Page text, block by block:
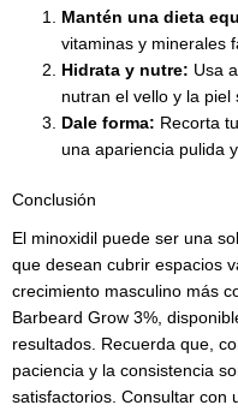
Mantén una dieta
vitaminas y minerales
Hidrata y nutre: Usa
nutran el vello y la piel
Dale forma: Recorta
una apariencia pulida
Conclusión
El minoxidil puede ser una
que desean cubrir espacios
crecimiento masculino más
Barbeard Grow 3%,
resultados. Recuerda que,
paciencia y la consistencia
satisfactorios. Consultar con